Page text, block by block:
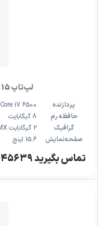
لپ‌تاپ 15 اینچی ایسوس K556UR - مدل A
پردازنده
Core i7 6500
حافظه رم
8 گیگابایت
گرافیک
2 گیگابایت GeForce GT 930MX
صفحه‌نمایش
15.6 اینچ
تماس بگیرید ۴۵۶۳۹-۰۲۱